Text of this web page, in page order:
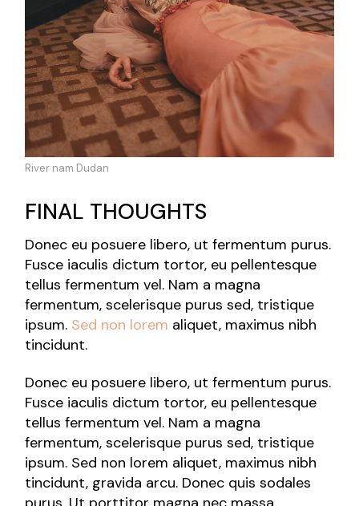
River nam Dudan
FINAL THOUGHTS
Donec eu posuere libero, ut fermentum purus.
Fusce iaculis dictum tortor, eu pellentesque
tellus fermentum vel. Nam a magna
fermentum, scelerisque purus sed, tristique
ipsum. Sed non lorem aliquet, maximus nibh
tincidunt.
Donec eu posuere libero, ut fermentum purus.
Fusce iaculis dictum tortor, eu pellentesque
tellus fermentum vel. Nam a magna
fermentum, scelerisque purus sed, tristique
ipsum. Sed non lorem aliquet, maximus nibh
tincidunt, gravida arcu. Donec quis sodales